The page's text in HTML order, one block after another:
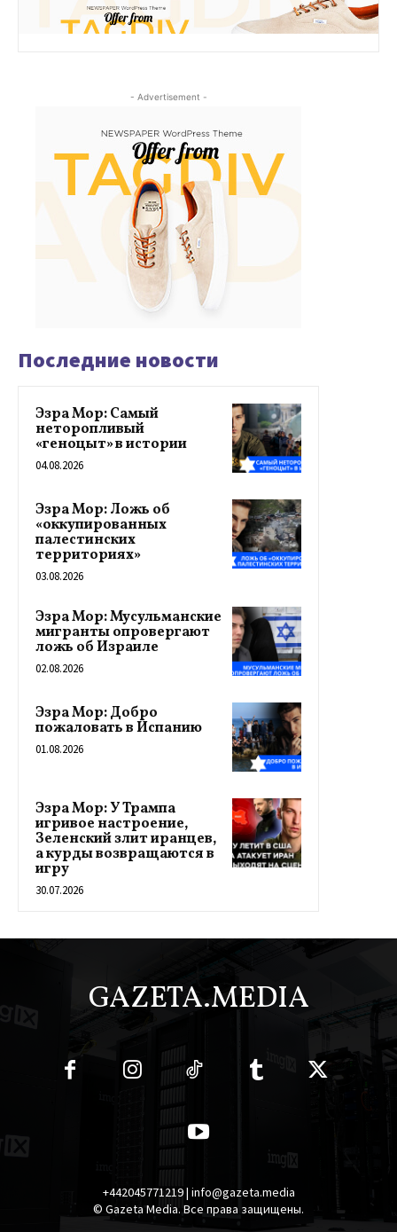
- Advertisement -
Последние новости
Эзра Мор: Самый
неторопливый
«геноцыт» в истории
04.08.2026
Эзра Мор: Ложь об
«оккупированных
палестинских
территориях»
03.08.2026
Эзра Мор: Мусульманские
мигранты опровергают
ложь об Израиле
02.08.2026
Эзра Мор: Добро
пожаловать в Испанию
01.08.2026
Эзра Мор: У Трампа
игривое настроение,
Зеленский злит иранцев,
а курды возвращаются в
игру
30.07.2026
GAZETA.MEDIA
+442045771219 | info@gazeta.media
© Gazeta Media. Все права защищены.